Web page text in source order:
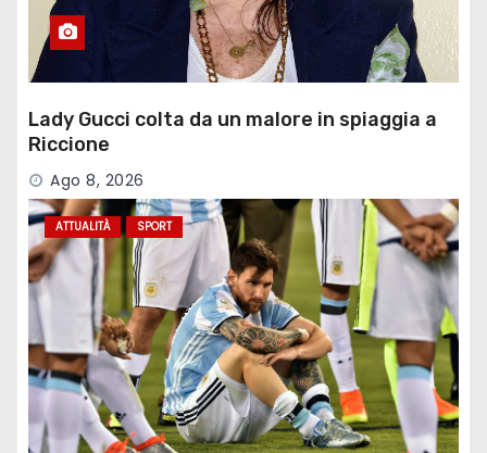
Lady Gucci colta da un malore in spiaggia a
Riccione
Ago 8, 2026
ATTUALITÀ SPORT